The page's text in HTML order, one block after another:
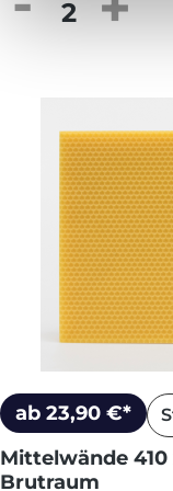
ab 23,90 €*
Mittelwände
Brutraum